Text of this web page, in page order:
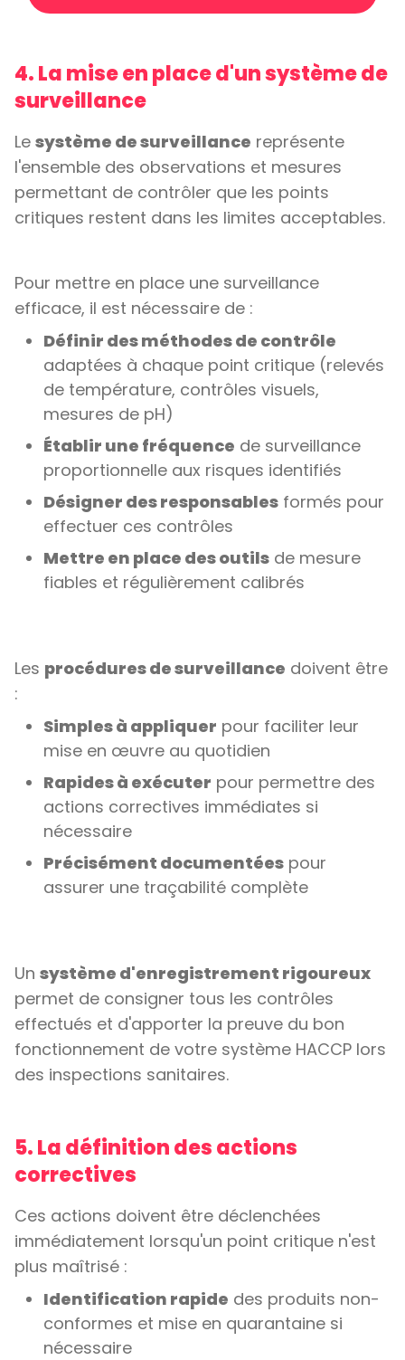
4. La mise en place d'un système de
surveillance
Le système de surveillance représente
l'ensemble des observations et mesures
permettant de contrôler que les points
critiques restent dans les limites acceptables.
Pour mettre en place une surveillance
efficace, il est nécessaire de :
Définir des méthodes de contrôle
adaptées à chaque point critique (relevés
de température, contrôles visuels,
mesures de pH)
Établir une fréquence de surveillance
proportionnelle aux risques identifiés
Désigner des responsables formés pour
effectuer ces contrôles
Mettre en place des outils de mesure
fiables et régulièrement calibrés
Les procédures de surveillance doivent être
:
Simples à appliquer pour faciliter leur
mise en œuvre au quotidien
Rapides à exécuter pour permettre des
actions correctives immédiates si
nécessaire
Précisément documentées pour
assurer une traçabilité complète
Un système d'enregistrement rigoureux
permet de consigner tous les contrôles
effectués et d'apporter la preuve du bon
fonctionnement de votre système HACCP lors
des inspections sanitaires.
5. La définition des actions
correctives
Ces actions doivent être déclenchées
immédiatement lorsqu'un point critique n'est
plus maîtrisé :
Identification rapide des produits non-
conformes et mise en quarantaine si
nécessaire